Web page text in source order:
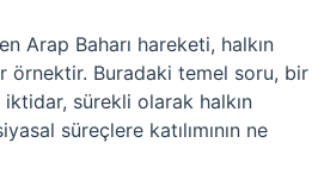
Arap Baharı hareketi, halkın
örnektir. Buradaki temel soru, bir
sürekli olarak halkın
süreçlere katılımının ne